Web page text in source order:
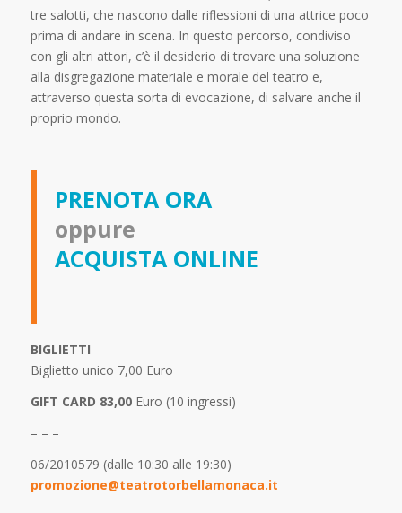
tre salotti, che nascono dalle riflessioni di una attrice poco
prima di andare in scena. In questo percorso, condiviso
con gli altri attori, c’è il desiderio di trovare una soluzione
alla disgregazione materiale e morale del teatro e,
attraverso questa sorta di evocazione, di salvare anche il
proprio mondo.
PRENOTA ORA
oppure
ACQUISTA ONLINE
BIGLIETTI
Biglietto unico 7,00 Euro
GIFT CARD 83,00Euro (10 ingressi)
– – –
06/2010579 (dalle 10:30 alle 19:30)
promozione@teatrotorbellamonaca.it